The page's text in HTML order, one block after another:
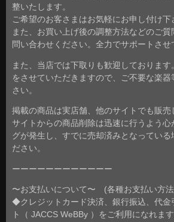
整いたします。
ご希望のお客さまはお気軽にお申し付け下
また、お買い上げ後の調整方法などのご
問い合わせください。全力でサポートさせ
また、当店では下取りも歓迎しておりま
をさせていただきますので、ご不要な楽
さい。
掲載の商品は実店舗、他のサイトでも販
サイトからの商品削除は迅速に行うよう
グが発生し、すでに売却済みとなってい
ださい。
ーーーーーーーーーーーー
〜お支払いについて〜 (各種お支払い方
◆クレジットカード決済、銀行振込、代金
ト（ JACCS WeBBy ）をご利用になれます